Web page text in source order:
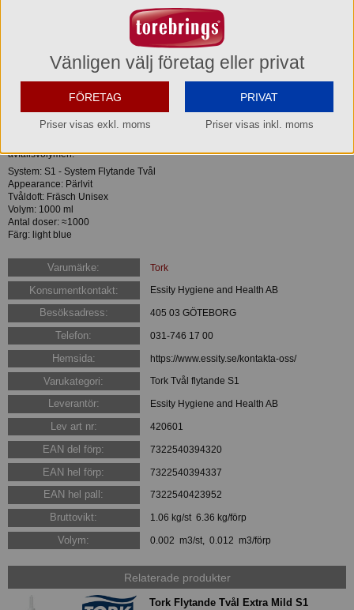
som ger huden och håret en mjuk och behaglig känsla. Passar i Tork
Dispenser Flytande Tvål som är enkel att använda och ger alla användare
• Perfekt för duschar
• Mild formulering för hud och hår
• Miljöcertifierad med EU:s Ecolabel
• Försluten refillflaska med engångspump ger bättre hygien och enkel
påfyllning
avfallsvolymen.
System: S1 - System Flytande Tvål
Appearance: Pärlvit
Tvåldoft: Fräsch Unisex
Volym: 1000 ml
Antal doser: ≈1000
Färg: light blue
Varumärke: Tork
Konsumentkontakt: Essity Hygiene and Health AB
Besöksadress: 405 03 GÖTEBORG
Telefon: 031-746 17 00
Hemsida: https://www.essity.se/kontakta-oss/
Varukategori: Tork Tvål flytande S1
Leverantör: Essity Hygiene and Health AB
Lev art nr: 420601
EAN del förp: 7322540394320
EAN hel förp: 7322540394337
EAN hel pall: 7322540423952
Bruttovikt: 1.06 kg/st 6.36 kg/förp
Volym: 0.002 m3/st, 0.012 m3/förp
Relaterade produkter
Tork Flytande Tvål Extra Mild S1
Vänligen välj företag eller privat
FÖRETAG
Priser visas exkl. moms
PRIVAT
Priser visas inkl. moms